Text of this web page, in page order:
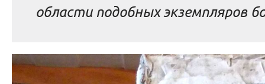
области подобных экземпляров